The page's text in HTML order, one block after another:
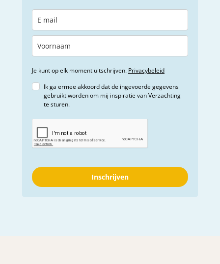
Je kunt op elk moment uitschrijven. Privacybeleid
Ik ga ermee akkoord dat de ingevoerde gegevens
gebruikt worden om mij inspiratie van Verzachting
te sturen.
Inschrijven